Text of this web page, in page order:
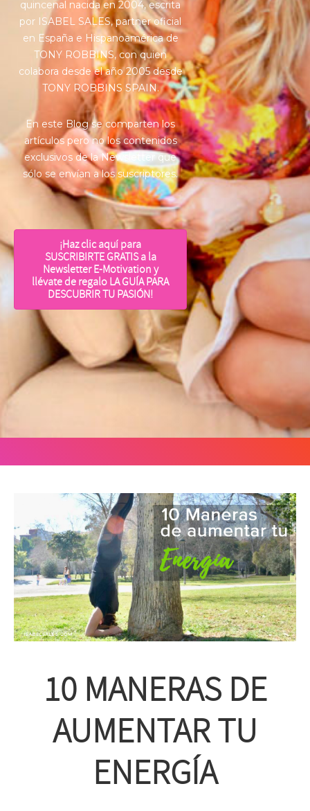
quincenal nacida en 2004, escrita
por ISABEL SALES, partner oficial
en España e Hispanoamérica de
TONY ROBBINS, con quien
colabora desde el año 2005 desde
TONY ROBBINS SPAIN.
En este Blog se comparten los
artículos pero no los contenidos
exclusivos de la Newsletter que
sólo se envían a los suscriptores.
¡Haz clic aquí para
SUSCRIBIRTE GRATIS a la
Newsletter E-Motivation y
llévate de regalo LA GUÍA PARA
DESCUBRIR TU PASIÓN!
10 MANERAS DE
AUMENTAR TU
ENERGÍA